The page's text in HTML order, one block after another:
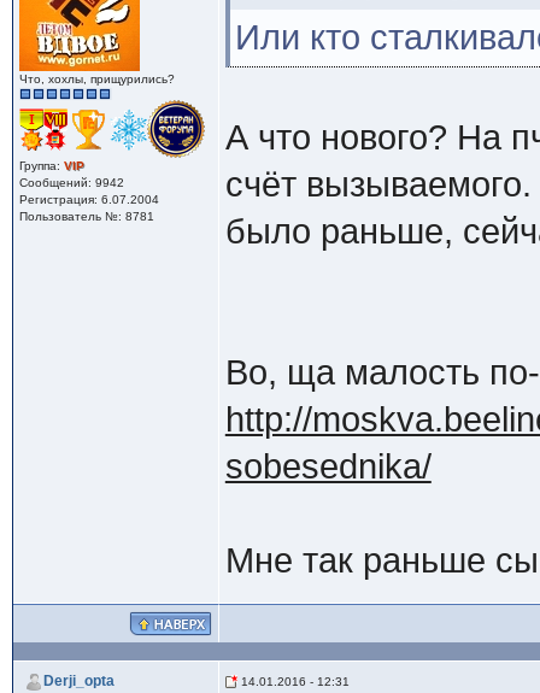
Что, хохлы, прищурились?
Группа: VIP
Сообщений: 9942
Регистрация: 6.07.2004
Пользователь №: 8781
Или кто
А что нового? На
счёт
было раньше,
Во, ща малость
http://
sobesednika/
Мне так раньше
Derji_opta 14.01.2016 - 12:31